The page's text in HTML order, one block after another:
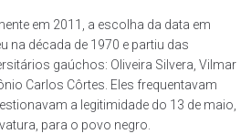
em 2011, a escolha da data em
na década de 1970 e partiu das
gaúchos: Oliveira Silvera, Vilmar
Carlos Côrtes. Eles frequentavam
a legitimidade do 13 de maio,
para o povo negro.